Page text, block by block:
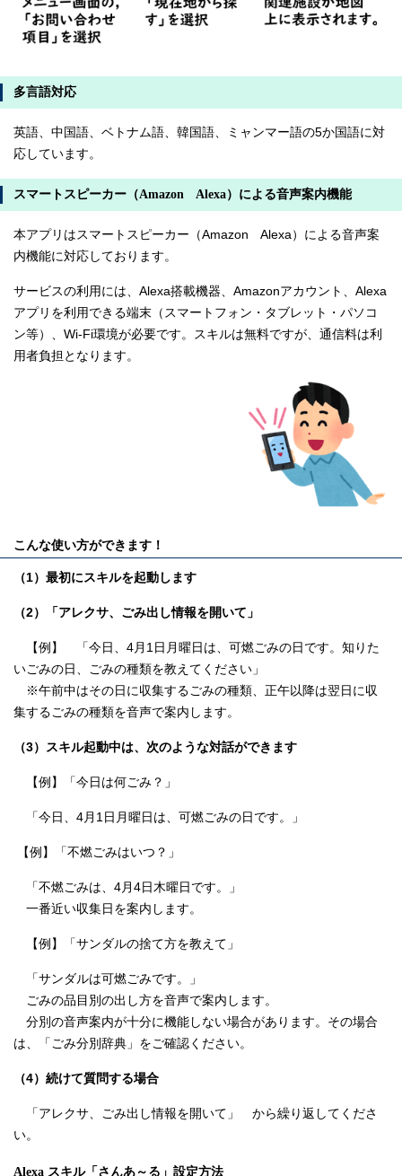
多言語対応
英語、中国語、ベトナム語、韓国語、ミャンマー語の5か国語に対
応しています。
スマートスピーカー（Amazon Alexa）による音声案内機能
本アプリはスマートスピーカー（Amazon Alexa）による音声案
内機能に対応しております。
サービスの利用には、Alexa搭載機器、Amazonアカウント、Alexa
アプリを利用できる端末（スマートフォン・タブレット・パソコ
ン等）、Wi-Fi環境が必要です。スキルは無料ですが、通信料は利
用者負担となります。
こんな使い方ができます！
（1）最初にスキルを起動します
（2）「アレクサ、ごみ出し情報を開いて」
【例】 「今日、4月1日月曜日は、可燃ごみの日です。知りた
いごみの日、ごみの種類を教えてください」
※午前中はその日に収集するごみの種類、正午以降は翌日に収
集するごみの種類を音声で案内します。
（3）スキル起動中は、次のような対話ができます
【例】「今日は何ごみ？」
「今日、4月1日月曜日は、可燃ごみの日です。」
【例】「不燃ごみはいつ？」
「不燃ごみは、4月4日木曜日です。」
一番近い収集日を案内します。
【例】「サンダルの捨て方を教えて」
「サンダルは可燃ごみです。」
ごみの品目別の出し方を音声で案内します。
分別の音声案内が十分に機能しない場合があります。その場合
は、「ごみ分別辞典」をご確認ください。
（4）続けて質問する場合
「アレクサ、ごみ出し情報を開いて」 から繰り返してくださ
い。
Alexa スキル「さんあ～る」設定方法